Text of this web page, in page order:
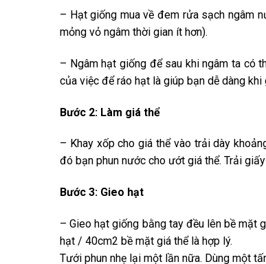
– Hạt giống mua về đem rửa sạch ngâm
mỏng vỏ ngâm thời gian ít hơn).
– Ngâm hạt giống để sau khi ngâm ta có
của việc để ráo hạt là giúp bạn dễ dàng khi
Bước 2: Làm giá thể
– Khay xốp cho giá thể vào trải dày
đó bạn phun nước cho ướt giá thể. Trải
Bước 3: Gieo hạt
– Gieo hạt giống bằng tay đều lên bề mặt
hạt / 40cm2 bề mặt giá thể là hợp lý.
Tưới phun nhẹ lại một lần nữa. Dùng một